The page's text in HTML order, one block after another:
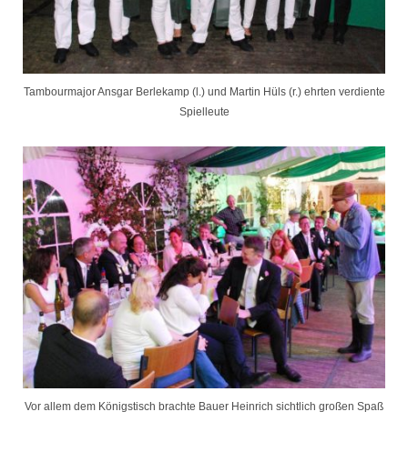
Tambourmajor Ansgar Berlekamp (l.) und Martin Hüls (r.) ehrten verdiente
Spielleute
Vor allem dem Königstisch brachte Bauer Heinrich sichtlich großen Spaß